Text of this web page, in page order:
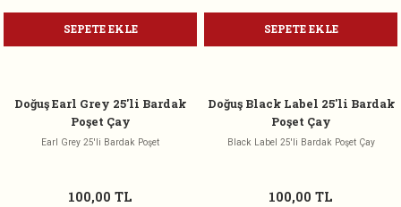
SEPETE EKLE SEPETE EKLE
Doğuş Earl Grey 25'li Bardak
Poşet Çay
Earl Grey 25'li Bardak Poşet
100,00 TL
Doğuş Black Label 25'li Bardak
Poşet Çay
Black Label 25'li Bardak Poşet Çay
100,00 TL